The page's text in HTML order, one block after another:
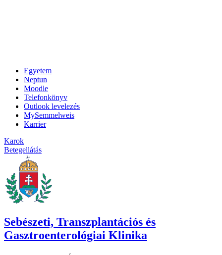
Egyetem
Neptun
Moodle
Telefonkönyv
Outlook levelezés
MySemmelweis
Karrier
Karok
Betegellátás
Sebészeti, Transzplantációs és
Gasztroenterológiai Klinika